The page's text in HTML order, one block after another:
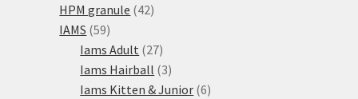
HPM granule 4242
IAMS 5959
produktů
Iams Adult 2727
produktů
Iams Hairball 33
produkty
Iams Kitten & Junior 66